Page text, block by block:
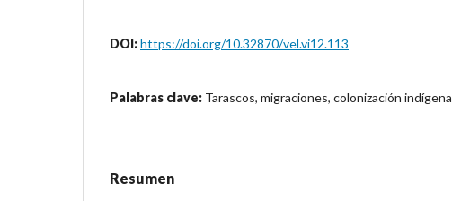
DOI:https://doi.org/10.32870/vel.vi12.113
Palabras clave: Tarascos, migraciones, colonización indígena
Resumen